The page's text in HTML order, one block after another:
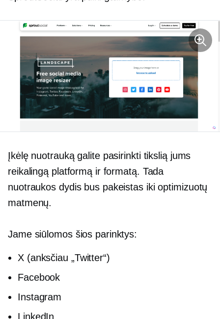
Įkėlę nuotrauką galite pasirinkti tikslią jums
reikalingą platformą ir formatą. Tada
nuotraukos dydis bus pakeistas iki optimizuotų
matmenų.
Jame siūlomos šios parinktys:
X (anksčiau „Twitter“)
Facebook
Instagram
LinkedIn